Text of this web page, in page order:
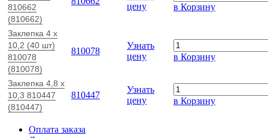
810662
(810662)
цену
в Корзину
Заклепка 4 x
10,2 (40 шт)
810078
(810078)
810078
Узнать
цену
в Корзину
Заклепка 4,8 x
10,3 810447
(810447)
810447
Узнать
цену
в Корзину
Оплата заказа